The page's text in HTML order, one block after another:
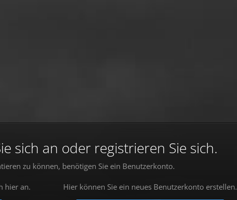
sich an oder registrieren Sie sich.
zu können, benötigen Sie ein Benutzerkonto.
hier an. Hier können Sie ein neues Benutzerkonto erstellen.